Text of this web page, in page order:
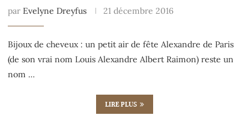
par Evelyne Dreyfus 21 décembre 2016
Bijoux de cheveux : un petit air de fête Alexandre de Paris
(de son vrai nom Louis Alexandre Albert Raimon) reste un
nom …
LIRE PLUS